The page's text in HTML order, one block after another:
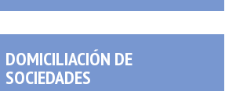
DOMICILIACIÓN DE
SOCIEDADES